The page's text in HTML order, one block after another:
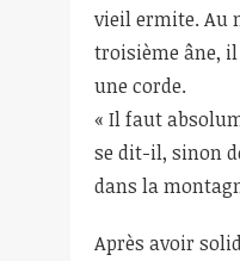
vieil ermite. Au
troisième âne,
une corde.
« Il faut
se dit-il, sinon
dans la
Après avoir